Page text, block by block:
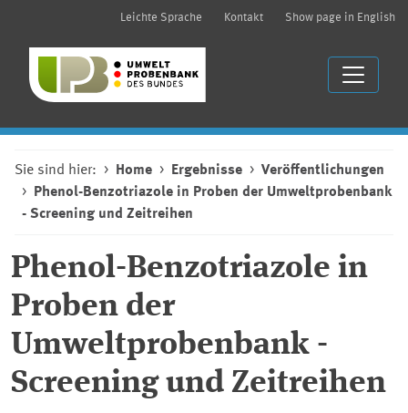
Leichte Sprache Kontakt Show page in English
Sie sind hier: Home Ergebnisse
Veröffentlichungen
Phenol-Benzotriazole in Proben der Umweltprobenbank
- Screening und Zeitreihen
Phenol-Benzotriazole in
Proben der
Umweltprobenbank -
Screening und Zeitreihen